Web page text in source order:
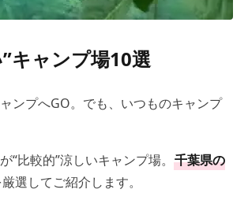
キャンプ場10選
ンプへGO。でも、いつものキャンプ
比較的”涼しいキャンプ場。 千葉県の
選してご紹介します。